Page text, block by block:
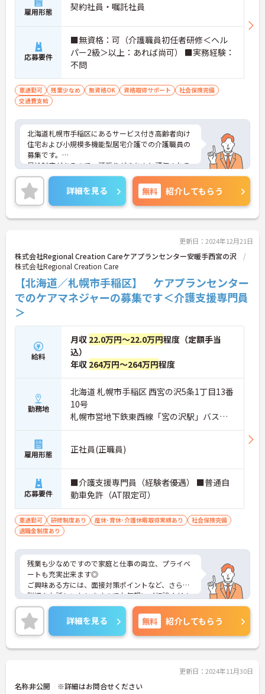
雇用形態 契約社員・嘱託社員
応募要件
■無資格：可（介護職員初任者研修＜ヘル
パー2級＞以上：あれば尚可） ■実務経験：
不問
車通勤可 残業少なめ 無資格OK 資格取得サポート
社会保険完備
交通費支給
北海道札幌市手稲区にあるサービス付き高齢者向け
住宅および小規模多機能型居宅介護での介護職員の
募集です。
昇給制度があるので、頑張りがきちんと評価される
ため、モチベーションアップにつながります。
ご興味のある方には、面接対策ポイントなど、さら
に詳細をお話しいたしますのでお気軽にご相談くだ
さい！
詳細を見る 無料 紹介してもらう
更新日：2024年12月21日
株式会社Regional Creation Careケアプランセンター安暖手西宮の沢
株式会社Regional Creation Care
【北海道／札幌市手稲区】 ケアプランセンター
でのケアマネジャーの募集です＜介護支援専門員
＞
給料
月収 22.0万円～22.0万円程度（定額手当
込）
年収 264万円～264万円程度
勤務地
北海道 札幌市手稲区 西宮の沢5条1丁目13番
10号
札幌市営地下鉄東西線「宮の沢駅」バス・
車6分
雇用形態 正社員(正職員)
応募要件
■介護支援専門員（経験者優遇） ■普通自
動車免許（AT限定可）
車通勤可 研修制度あり 産休･育休･介護休暇取得実績あり
社会保険完備
退職金制度あり
残業も少なめですので家庭と仕事の両立、プライベ
ートも充実出来ます◎
ご興味ある方には、面接対策ポイントなど、さらに
詳細をお話しいたしますのでお気軽にご相談くださ
い！
詳細を見る 無料 紹介してもらう
更新日：2024年11月30日
名称非公開 ※詳細はお問合せください